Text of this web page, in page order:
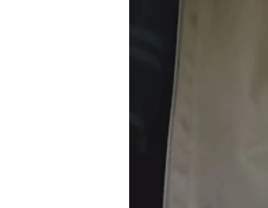
УКРАИНСКАЯ ПРОБЛЕМА КРЫМА